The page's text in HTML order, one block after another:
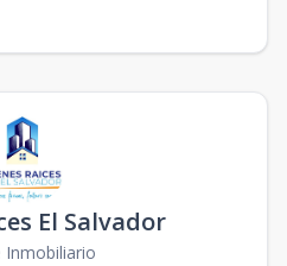
El Salvador
Inmobiliario